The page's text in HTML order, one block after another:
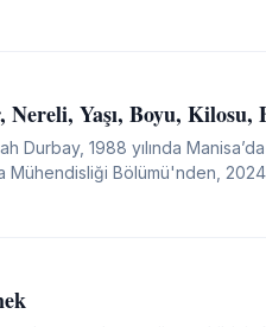
kapınıza kadar...
Yaşı, Boyu, Kilosu,
Manisa’da doğdu. Eğitim hayatına Manisa'da
Mühendisliği Bölümü'nden,
Bölümü’nde yüksek